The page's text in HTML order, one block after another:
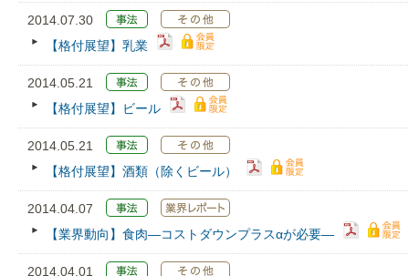
2014.07.30
【格付展望】乳業
2014.05.21
【格付展望】ビール
2014.05.21
【格付展望】酒類（除くビール）
2014.04.07
【業界動向】食肉―コストダウンプラスαが必要―
2014.04.01